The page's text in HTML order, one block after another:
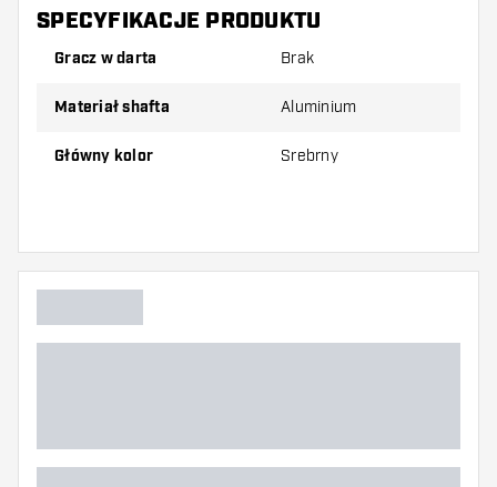
shaftów. Mogą one zostać uszkodzone lub
Wypróbuj shafty w różnych rozmiarach, aby
odpowiada!
SPECYFIKACJE PRODUKTU
Gracz w darta Brak
Materiał shafta Aluminium
Główny kolor Srebrny